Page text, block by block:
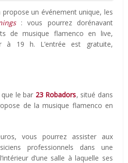
propose un événement unique, les
: vous pourrez dorénavant
de musique flamenco en live,
à 19 h. L’entrée est gratuite,
que le bar 23 Robadors, situé dans
de la musique flamenco en
vous pourrez assister aux
professionnels dans une
d’une salle à laquelle ses